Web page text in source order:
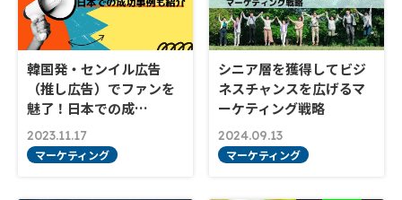
韓国発・センイル広告
（推し広告）でファンを
魅了！日本での成…
2023.11.17
マーケティング
シニア層を獲得してビジ
ネスチャンスを広げるマ
ーケティング戦略
2024.09.13
マーケティング